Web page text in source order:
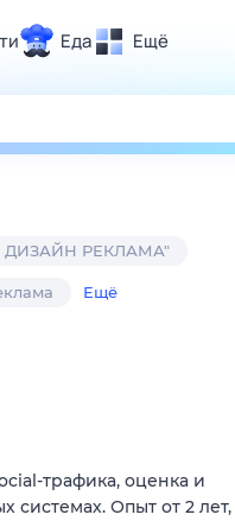
Еда Ещё
и отдых
ситуации
РЕКЛАМА"
Ещё
трафика, оценка и
системах. Опыт от 2 лет,